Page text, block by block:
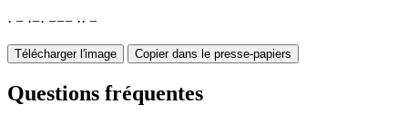
· − ·−· −−− ·· −
Télécharger l'image Copier dans le presse-papiers
Questions fréquentes